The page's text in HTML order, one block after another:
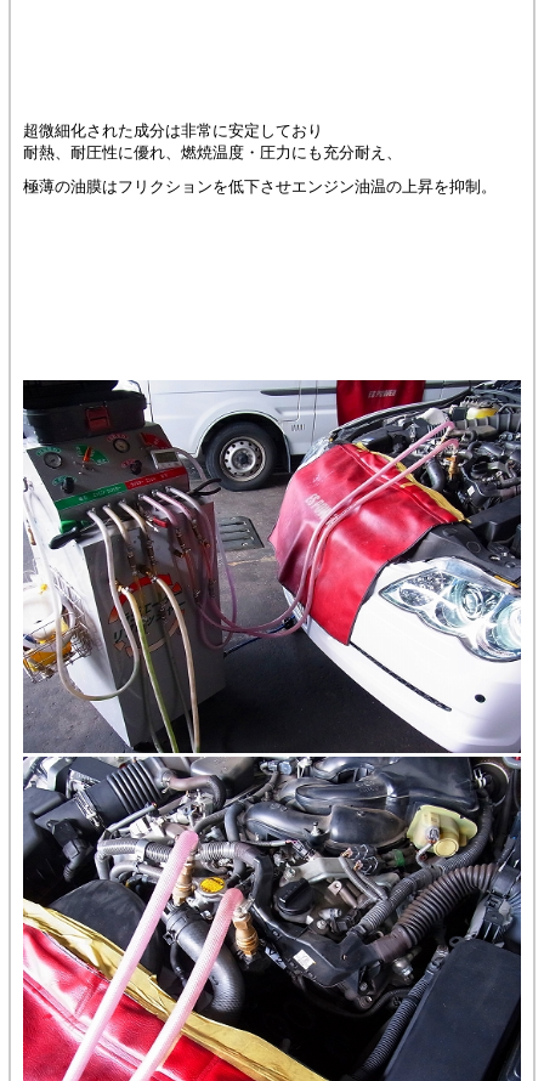
超微細化された成分は非常に安定しており
耐熱、耐圧性に優れ、燃焼温度・圧力にも充分耐え、
極薄の油膜はフリクションを低下させエンジン油温の上昇を抑制。